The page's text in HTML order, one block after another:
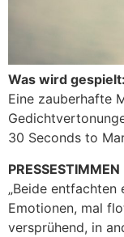
Was wird gespielt:
Eine zauberhafte
30 Seconds to
PRESSESTIMMEN
„Beide entfachten
Emotionen, mal
versprühend, in